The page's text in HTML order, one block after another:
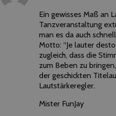
Ein gewisses Maß an
Tanzveranstaltung
man es da auch
Motto: “Je lauter
zugleich, dass die
zum Beben zu
der geschickten
Lautstärkeregler.
Mister FunJay